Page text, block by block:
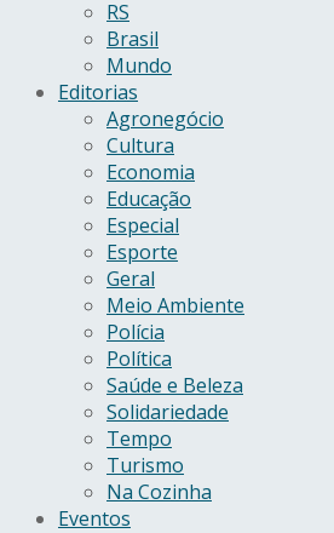
RS
Brasil
Mundo
Editorias
Agronegócio
Cultura
Economia
Educação
Especial
Esporte
Geral
Meio Ambiente
Polícia
Política
Saúde e Beleza
Solidariedade
Tempo
Turismo
Na Cozinha
Eventos